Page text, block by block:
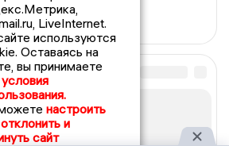
LiveInternet.
используются
Оставаясь на
вы принимаете
настроить
отклонить и
сайт